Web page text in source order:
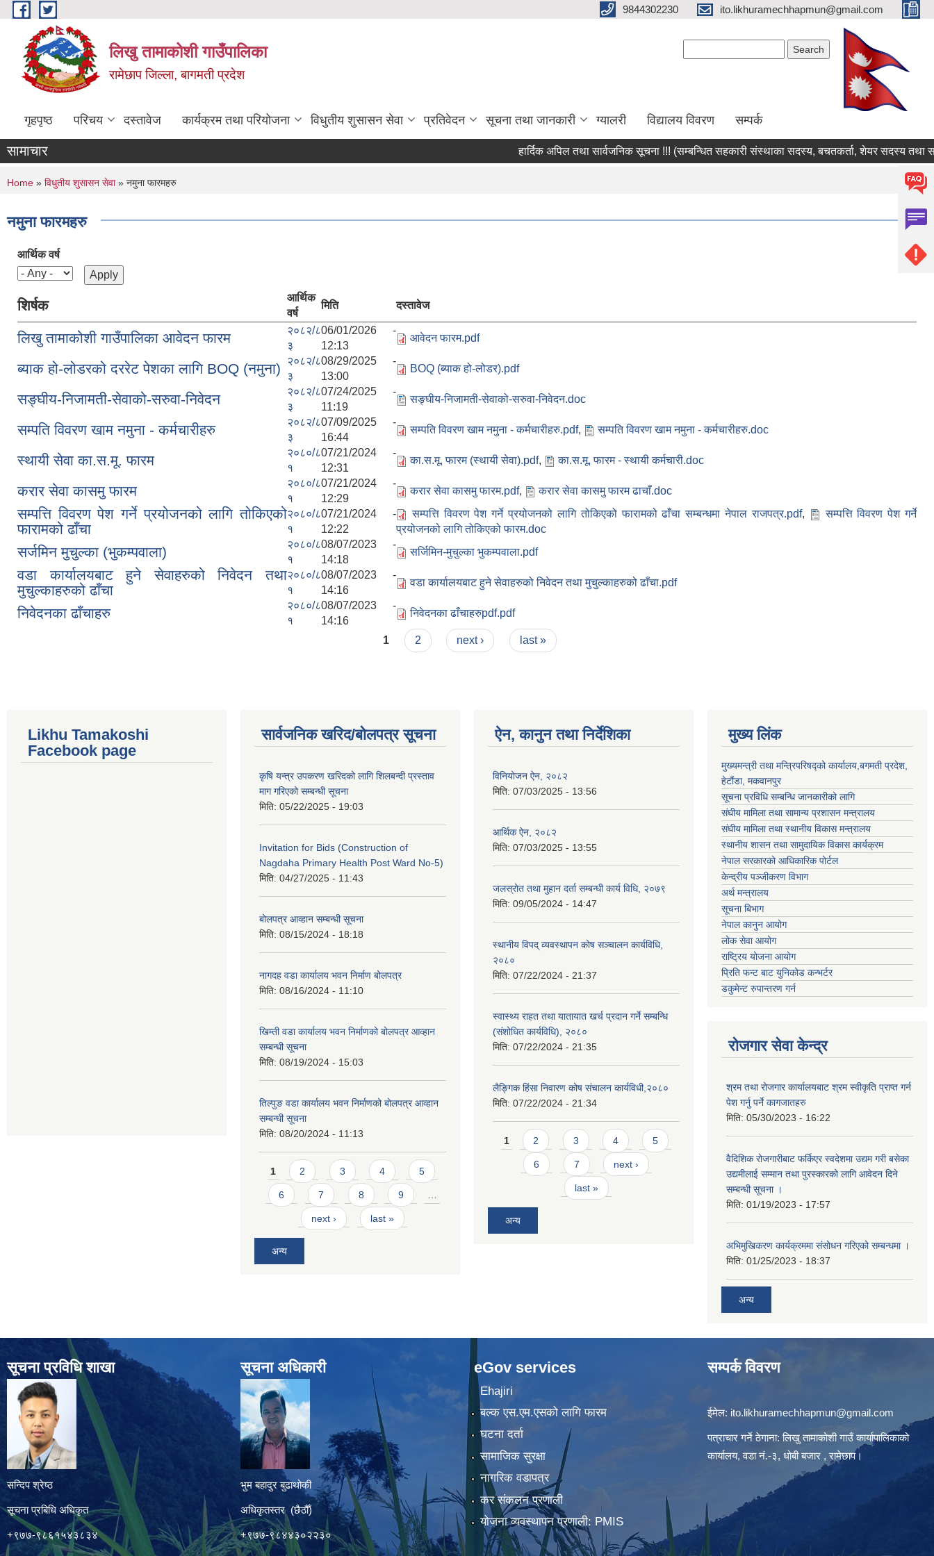
Skip to main content 9844302230 ito.likhuramechhapmun@gmail.com
लिखु तामाकोशी गाउँपालिका
रामेछाप जिल्ला, बागमती प्रदेश
गृहपृष्ठ परिचय दस्तावेज कार्यक्रम तथा परियोजना विधुतीय शुसासन सेवा प्रतिवेदन सूचना तथा जानकारी ग्यालरी विद्यालय विवरण सम्पर्क
सामाचार हार्दिक अपिल तथा सार्वजनिक सूचना !!! (सम्बन्धित सहकारी संस्थाका सदस्य, बचतकर्ता, शेयर सदस्य तथा सम्पूर्ण
You are here
Home » विधुतीय शुसासन सेवा» नमुना फारमहरु
नमुना फारमहरु
आर्थिक वर्ष
शिर्षक
आर्थिक
वर्ष
मिति दस्तावेज
लिखु तामाकोशी गाउँपालिका आवेदन फारम
२०८२/८
३
06/01/2026 -
12:13
आवेदन फारम.pdf
ब्याक हो-लोडरको दररेट पेशका लागि BOQ (नमुना)
२०८२/८
३
08/29/2025 -
13:00
BOQ (ब्याक हो-लोडर).pdf
सङ्घीय-निजामती-सेवाको-सरुवा-निवेदन
२०८२/८
३
07/24/2025 -
11:19
सङ्घीय-निजामती-सेवाको-सरुवा-निवेदन.doc
सम्पति विवरण खाम नमुना - कर्मचारीहरु
२०८२/८
३
07/09/2025 -
16:44
सम्पति विवरण खाम नमुना - कर्मचारीहरु.pdf, सम्पति विवरण खाम नमुना - कर्मचारीहरु.doc
स्थायी सेवा का.स.मू. फारम
२०८०/८
१
07/21/2024 -
12:31
का.स.मू. फारम (स्थायी सेवा).pdf, का.स.मू. फारम - स्थायी कर्मचारी.doc
करार सेवा कासमु फारम
२०८०/८
१
07/21/2024 -
12:29
करार सेवा कासमु फारम.pdf, करार सेवा कासमु फारम ढाचाँ.doc
सम्पत्ति विवरण पेश गर्ने प्रयोजनको लागि तोकिएको
फारामको ढाँचा
२०८०/८
१
07/21/2024 -
12:22
सम्पत्ति विवरण पेश गर्ने प्रयोजनको लागि तोकिएको फारामको ढाँचा सम्बन्धमा नेपाल राजपत्र.pdf,
सम्पत्ति विवरण पेश गर्ने
प्रयोजनको लागि तोकिएको फारम.doc
सर्जमिन मुचुल्का (भुकम्पवाला)
२०८०/८
१
08/07/2023 -
14:18
सर्जिमिन-मुचुल्का भुकम्पवाला.pdf
वडा ‍कार्यालयबाट हुने सेवाहरुको निवेदन तथा
मुचुल्काहरुको ढाँचा
२०८०/८
१
08/07/2023 -
14:16
वडा कार्यालयबाट हुने सेवाहरुको निवेदन तथा मुचुल्काहरुको ढाँचा.pdf
निवेदनका ढाँचाहरु
२०८०/८
१
08/07/2023 -
14:16
निवेदनका ढाँचाहरुpdf.pdf
1 2 next › last »
Likhu Tamakoshi
Facebook page
सार्वजनिक खरिद/बोलपत्र सूचना
कृषि यन्त्र उपकरण खरिदको लागि शिलबन्दी प्रस्ताव
माग गरिएको सम्बन्धी सूचना
मिति: 05/22/2025 - 19:03
Invitation for Bids (Construction of
Nagdaha Primary Health Post Ward No-5)
मिति: 04/27/2025 - 11:43
बोलपत्र आव्हान सम्बन्धी सूचना
मिति: 08/15/2024 - 18:18
नागदह वडा कार्यालय भवन निर्माण बोलपत्र
मिति: 08/16/2024 - 11:10
खिम्ती वडा कार्यालय भवन निर्माणको बोलपत्र आव्हान
सम्बन्धी सूचना
मिति: 08/19/2024 - 15:03
तिल्पुङ वडा कार्यालय भवन निर्माणको बोलपत्र आव्हान
सम्बन्धी सूचना
मिति: 08/20/2024 - 11:13
Pages
1 2 3 4 5
6 7 8 9 …
next › last »
अन्य
ऐन, कानुन तथा निर्देशिका
विनियोजन ऐन, २०८२
मिति: 07/03/2025 - 13:56
आर्थिक ऐन, २०८२
मिति: 07/03/2025 - 13:55
जलस्रोत तथा मुहान दर्ता सम्बन्धी कार्य विधि, २०७९
मिति: 09/05/2024 - 14:47
स्थानीय विपद् व्यवस्थापन कोष सञ्चालन कार्यविधि,
२०८०
मिति: 07/22/2024 - 21:37
स्वास्थ्य राहत तथा यातायात खर्च प्रदान गर्ने सम्बन्धि
(संशोधित कार्यविधि), २०८०
मिति: 07/22/2024 - 21:35
लैङ्गिक हिंसा निवारण कोष संचालन कार्यविधी,२०८०
मिति: 07/22/2024 - 21:34
Pages
1 2 3 4 5
6 7 next ›
last »
अन्य
मुख्य लिंक
मुख्यमन्त्री तथा मन्त्रिपरिषद्को कार्यालय,बगमती प्रदेश,
हेटौंडा, मकवानपुर
सूचना प्रविधि सम्बन्धि जानकारीको लागि
संघीय मामिला तथा सामान्य प्रशासन मन्त्रालय
संघीय मामिला तथा स्थानीय विकास मन्त्रालय
स्थानीय शासन तथा सामुदायिक विकास कार्यक्रम
नेपाल सरकारको आधिकारिक पोर्टल
केन्द्रीय पञ्जीकरण विभाग
अर्थ मन्त्रालय
सूचना बिभाग
नेपाल कानुन आयोग
लोक सेवा आयोग
राष्ट्रिय योजना आयोग
प्रिति फन्ट बाट युनिकोड कन्भर्टर
डकुमेन्ट रुपान्तरण गर्न
रोजगार सेवा केन्द्र
श्रम तथा रोजगार कार्यालयबाट श्रम स्वीकृति प्राप्त गर्न
पेश गर्नु पर्ने कागजातहरु
मिति: 05/30/2023 - 16:22
वैदिशिक रोजगारीबाट फर्किएर स्वदेशमा उद्यम गरी बसेका
उद्यमीलाई सम्मान तथा पुरस्कारको लागि आवेदन दिने
सम्बन्धी सूचना ।
मिति: 01/19/2023 - 17:57
अभिमुखिकरण कार्यक्रममा संसोधन गरिएको सम्बन्धमा ।
मिति: 01/25/2023 - 18:37
अन्य
सूचना प्रविधि शाखा
सन्दिप श्रेष्ठ
सूचना प्रबिधि अधिकृत
+९७७-९८६१५४३८३४
सूचना अधिकारी
भुम बहादुर बुढाथोकी
अधिकृतस्तर (छैठौँ)
+९७७-९८४४३०२२३०
eGov services
Ehajiri
बल्क एस.एम.एसको लागि फारम
घटना दर्ता
सामाजिक सुरक्षा
नागरिक वडापत्र
कर संकलन प्रणाली
योजना व्यवस्थापन प्रणाली: PMIS
सम्पर्क विवरण
ईमेल: ito.likhuramechhapmun@gmail.com
पत्राचार गर्ने ठेगाना: लिखु तामाकोशी गाउँ कार्यापालिकाको
कार्यालय, वडा नं.-३, धोबी बजार , रामेछाप।